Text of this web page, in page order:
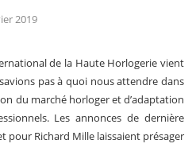
2019
de la Haute Horlogerie vient
pas à quoi nous attendre dans
du marché horloger et d’adaptation
Les annonces de dernière
pour Richard Mille laissaient présager